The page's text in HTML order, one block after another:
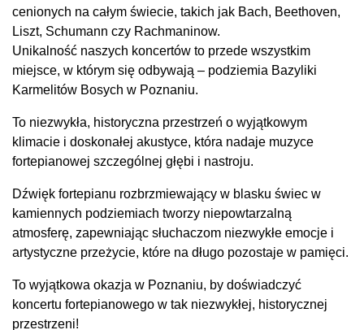
cenionych na całym świecie, takich jak Bach, Beethoven,
Liszt, Schumann czy Rachmaninow.
Unikalność naszych koncertów to przede wszystkim
miejsce, w którym się odbywają – podziemia Bazyliki
Karmelitów Bosych w Poznaniu.
To niezwykła, historyczna przestrzeń o wyjątkowym
klimacie i doskonałej akustyce, która nadaje muzyce
fortepianowej szczególnej głębi i nastroju.
Dźwięk fortepianu rozbrzmiewający w blasku świec w
kamiennych podziemiach tworzy niepowtarzalną
atmosferę, zapewniając słuchaczom niezwykłe emocje i
artystyczne przeżycie, które na długo pozostaje w pamięci.
To wyjątkowa okazja w Poznaniu, by doświadczyć
koncertu fortepianowego w tak niezwykłej, historycznej
przestrzeni!